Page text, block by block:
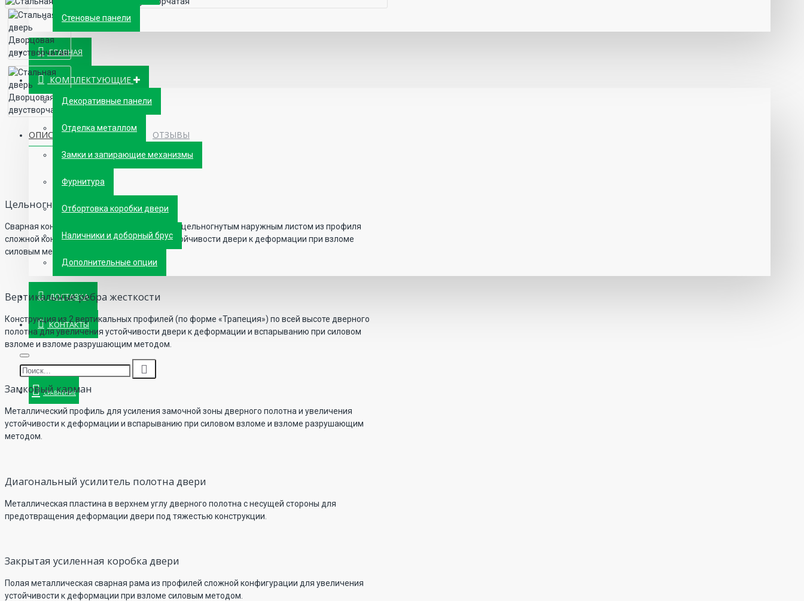
Стеновые панели
ГЛАВНАЯ
КОМПЛЕКТУЮЩИЕ
Декоративные панели
Отделка металлом
Замки и запирающие механизмы
Фурнитура
Отбортовка коробки двери
Наличники и доборный брус
Дополнительные опции
ДОСТАВКА
КОНТАКТЫ
СРАВНЕНИЕ
ОПИСАНИЕ ПАРАМЕТРЫ ОТЗЫВЫ
Цельногнутое дверное полотно
Сварная конструкция из 2 листов металла с цельногнутым наружным листом из профиля
сложной конфигурации для увеличения устойчивости двери к деформации при взломе
силовым методом.
Вертикальные ребра жесткости
Конструкция из 2 вертикальных профилей (по форме «Трапеция») по всей высоте дверного
полотна для увеличения устойчивости двери к деформации и вспарыванию при силовом
взломе и взломе разрушающим методом.
Замковый карман
Металлический профиль для усиления замочной зоны дверного полотна и увеличения
устойчивости к деформации и вспарыванию при силовом взломе и взломе разрушающим
методом.
Диагональный усилитель полотна двери
Металлическая пластина в верхнем углу дверного полотна с несущей стороны для
предотвращения деформации двери под тяжестью конструкции.
Закрытая усиленная коробка двери
Полая металлическая сварная рама из профилей сложной конфигурации для увеличения
устойчивости к деформации при взломе силовым методом.